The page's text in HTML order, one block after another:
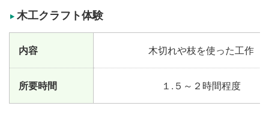
木工クラフト体験
内容 木切れや枝を使った工作
所要時間 １.５～２時間程度